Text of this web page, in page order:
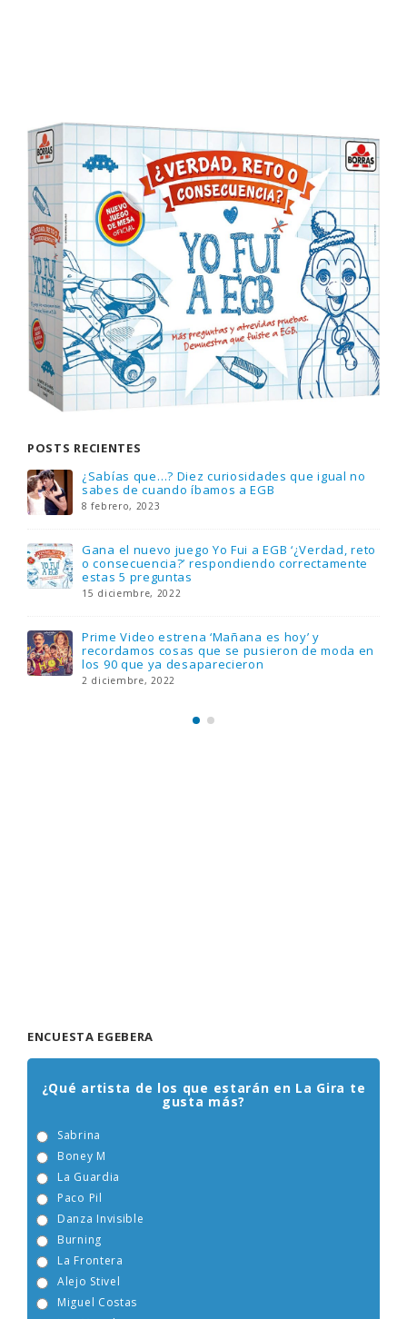
POSTS RECIENTES
Gana una de las cuatro unidades de PLAYMOBIL
que sorteamos: Knight Rider – El coche
fantástico [finalizado]
FlixOlé nos divierte con su colección de
comedias de los 80 y 90 y regalamos tres
suscripciones anuales
Llega el nuevo juego de mesa Yo Fui a EGB:
Verdad, reto o consecuencia, con más
preguntas y atrevidas pruebas
ENCUESTA EGEBERA
¿Qué artista de los que estarán en La Gira te
gusta más?
Sabrina
Boney M
La Guardia
Paco Pil
Danza Invisible
Burning
La Frontera
Alejo Stivel
Miguel Costas